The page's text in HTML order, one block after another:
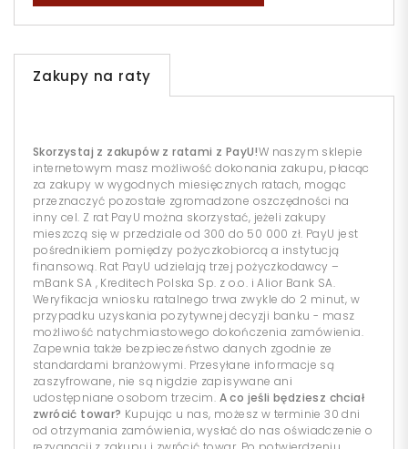
Zakupy na raty
Skorzystaj z zakupów z ratami z PayU!W naszym sklepie
internetowym masz możliwość dokonania zakupu, płacąc
za zakupy w wygodnych miesięcznych ratach, mogąc
przeznaczyć pozostałe zgromadzone oszczędności na
inny cel. Z rat PayU można skorzystać, jeżeli zakupy
mieszczą się w przedziale od 300 do 50 000 zł. PayU jest
pośrednikiem pomiędzy pożyczkobiorcą a instytucją
finansową. Rat PayU udzielają trzej pożyczkodawcy –
mBank SA , Kreditech Polska Sp. z o.o. i Alior Bank SA.
Weryfikacja wniosku ratalnego trwa zwykle do 2 minut, w
przypadku uzyskania pozytywnej decyzji banku - masz
możliwość natychmiastowego dokończenia zamówienia.
Zapewnia także bezpieczeństwo danych zgodnie ze
standardami branżowymi. Przesyłane informacje są
zaszyfrowane, nie są nigdzie zapisywane ani
udostępniane osobom trzecim. A co jeśli będziesz chciał
zwrócić towar? Kupując u nas, możesz w terminie 30 dni
od otrzymania zamówienia, wysłać do nas oświadczenie o